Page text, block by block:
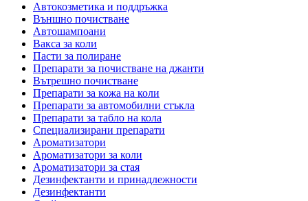
Автокозметика и поддръжка
Външно почистване
Автошампоани
Вакса за коли
Пасти за полиране
Препарати за почистване на джанти
Вътрешно почистване
Препарати за кожа на коли
Препарати за автомобилни стъкла
Препарати за табло на кола
Специализирани препарати
Ароматизатори
Ароматизатори за коли
Ароматизатори за стая
Дезинфектанти и принадлежности
Дезинфектанти